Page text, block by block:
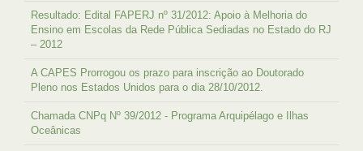
Resultado: Edital FAPERJ nº 31/2012: Apoio à Melhoria do
Ensino em Escolas da Rede Pública Sediadas no Estado do RJ
– 2012
A CAPES Prorrogou os prazo para inscrição ao Doutorado
Pleno nos Estados Unidos para o dia 28/10/2012.
Chamada CNPq Nº 39/2012 - Programa Arquipélago e Ilhas
Oceânicas